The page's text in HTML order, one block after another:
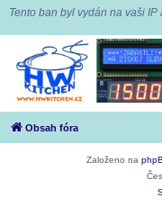
Tento ban byl vydán na vaši IP
Obsah fóra
Založeno na